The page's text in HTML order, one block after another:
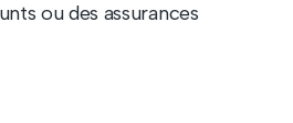
ou des assurances